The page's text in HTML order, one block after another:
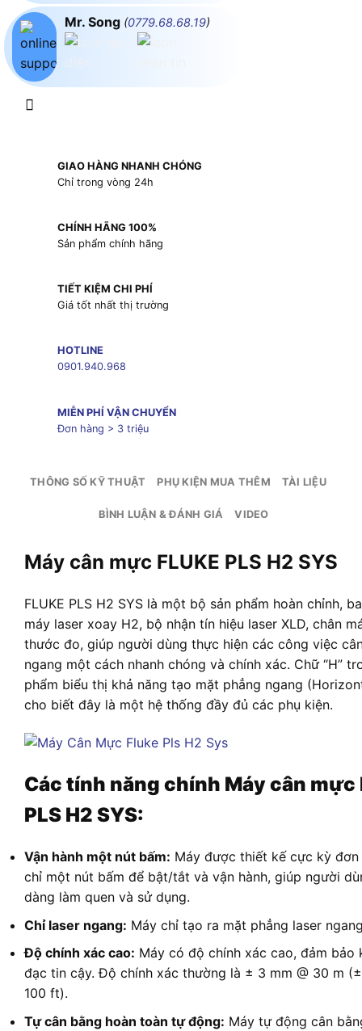
Mr. Song (0779.68.68.19)
GIAO HÀNG NHANH CHÓNG
Chỉ trong vòng 24h
CHÍNH HÃNG 100%
Sản phẩm chính hãng
TIẾT KIỆM CHI PHÍ
Giá tốt nhất thị trường
HOTLINE
0901.940.968
MIỄN PHÍ VẬN CHUYỂN
Đơn hàng > 3 triệu
THÔNG SỐ KỸ THUẬT PHỤ KIỆN MUA THÊM TÀI LIỆU
BÌNH LUẬN & ĐÁNH GIÁ VIDEO
Máy cân mực FLUKE PLS H2 SYS
FLUKE PLS H2 SYS là một bộ sản phẩm hoàn chỉnh,
máy laser xoay H2, bộ nhận tín hiệu laser XLD, chân
thước đo, giúp người dùng thực hiện các công việc
ngang một cách nhanh chóng và chính xác. Chữ “H”
phẩm biểu thị khả năng tạo mặt phẳng ngang
cho biết đây là một hệ thống đầy đủ các phụ kiện.
Các tính năng chính Máy cân mực
PLS H2 SYS:
Vận hành một nút bấm: Máy được thiết kế cực kỳ
chỉ một nút bấm để bật/tắt và vận hành, giúp người
dàng làm quen và sử dụng.
Chỉ laser ngang: Máy chỉ tạo ra mặt phẳng laser
Độ chính xác cao: Máy có độ chính xác cao, đảm bảo
đạc tin cậy. Độ chính xác thường là ± 3 mm @ 30 m
100 ft).
Tự cân bằng hoàn toàn tự động: Máy tự động cân